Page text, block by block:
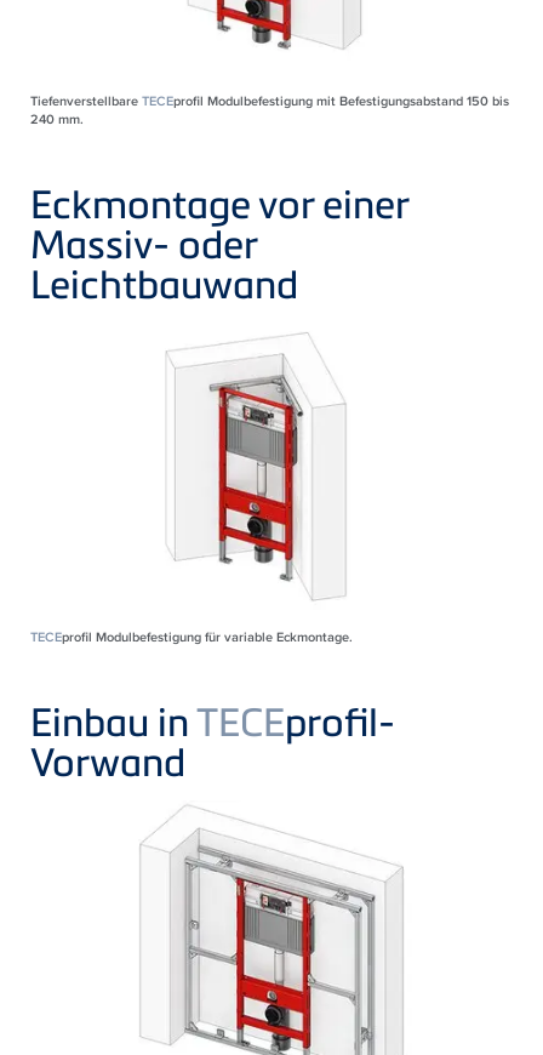
TiefenverstellbareTECEprofil Modulbefestigung mit Befestigungsabstand 150 bis
240 mm.
Eckmontage vor einer
Massiv- oder
Leichtbauwand
TECEprofil Modulbefestigung für variable Eckmontage.
Einbau inTECEprofil-
Vorwand